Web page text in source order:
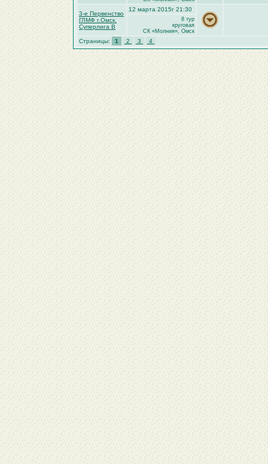
3-е Первенство
ГЛМФ г.Омск.
Суперлига В
12 марта 2015г 21:30
8 тур
круговая
СК «Молния», Омск
Страницы: 1 2 3 4